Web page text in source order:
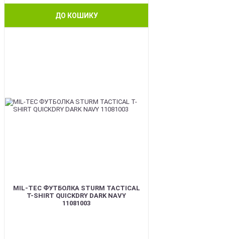
ДО КОШИКУ
MIL-TEC ФУТБОЛКА STURM TACTICAL
T-SHIRT QUICKDRY DARK NAVY
11081003